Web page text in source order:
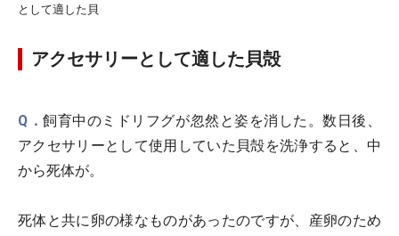
として適した貝
アクセサリーとして適した貝殻
Q．飼育中のミドリフグが忽然と姿を消した。数日後、
アクセサリーとして使用していた貝殻を洗浄すると、中
から死体が。
死体と共に卵の様なものがあったのですが、産卵のため